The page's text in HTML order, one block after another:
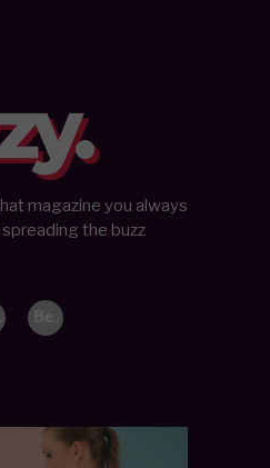
magazine you always
the buzz